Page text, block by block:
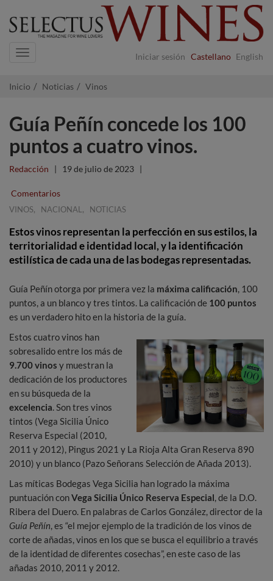
Iniciar sesión Castellano English
Navigation
Inicio Noticias Vinos
Guía Peñín concede los 100
puntos a cuatro vinos.
Redacción | 19 de julio de 2023 |
Comentarios
VINOS, NACIONAL , NOTICIAS
Estos vinos representan la perfección en sus estilos, la
territorialidad e identidad local, y la identificación
estilística de cada una de las bodegas representadas.
Guía Peñín otorga por primera vez la máxima calificación, 100
puntos, a un blanco y tres tintos. La calificación de 100 puntos
es un verdadero hito en la historia de la guía.
Estos cuatro vinos han
sobresalido entre los más de
9.700 vinos y muestran la
dedicación de los productores
en su búsqueda de la
excelencia. Son tres vinos
tintos (Vega Sicilia Único
Reserva Especial (2010,
2011 y 2012), Pingus 2021 y La Rioja Alta Gran Reserva 890
2010) y un blanco (Pazo Señorans Selección de Añada 2013).
Las míticas Bodegas Vega Sicilia han logrado la máxima
puntuación conVega Sicilia Único Reserva Especial, de la D.O.
Ribera del Duero. En palabras de Carlos González, director de la
Guía Peñín, es “el mejor ejemplo de la tradición de los vinos de
corte de añadas, vinos en los que se busca el equilibrio a través
de la identidad de diferentes cosechas”, en este caso de las
añadas 2010, 2011 y 2012.